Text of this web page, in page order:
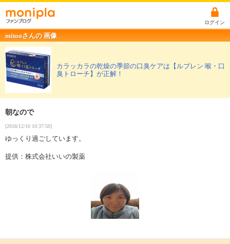
ログイン
mitooさんの 画像
カラッカラの乾燥の季節の口臭ケアは【ルブレン 喉・口
臭トローチ】が正解！
朝なので
[2018/12/10 10:37:50]
ゆっくり過ごしています。
提供：株式会社いいの製薬